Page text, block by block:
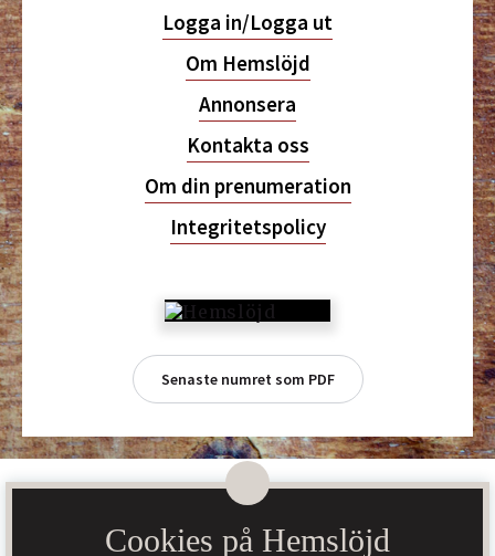
Logga in/Logga ut
Om Hemslöjd
Annonsera
Kontakta oss
Om din prenumeration
Integritetspolicy
Senaste numret som PDF
Cookies på Hemslöjd